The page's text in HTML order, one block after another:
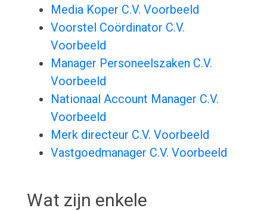
Media Koper C.V. Voorbeeld
Voorstel Coördinator C.V.
Voorbeeld
Manager Personeelszaken C.V.
Voorbeeld
Nationaal Account Manager C.V.
Voorbeeld
Merk directeur C.V. Voorbeeld
Vastgoedmanager C.V. Voorbeeld
Wat zijn enkele